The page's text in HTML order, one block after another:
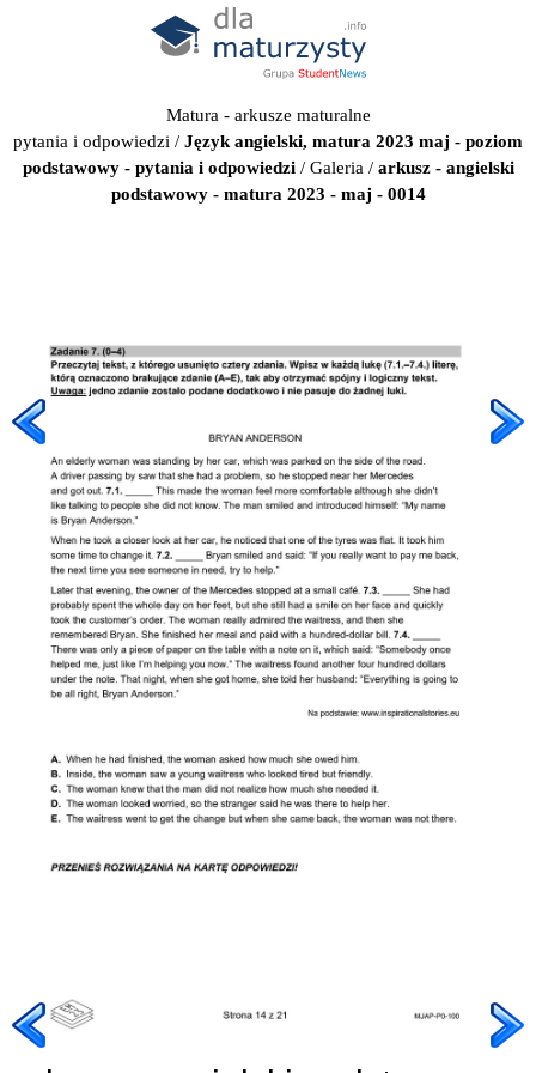
Matura - arkusze maturalne
pytania i odpowiedzi / Język angielski, matura 2023 maj - poziom
podstawowy - pytania i odpowiedzi/ Galeria / arkusz - angielski
podstawowy - matura 2023 - maj - 0014